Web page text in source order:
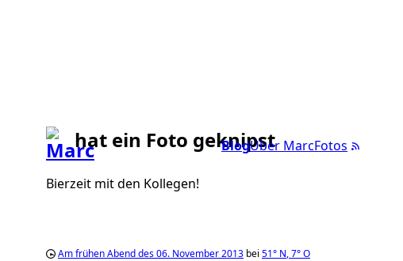
BlogÜber MarcFotos
hat ein Foto geknipst
Bierzeit mit den Kollegen!
Am frühen Abend des 06. November 2013 bei 51° N,7°O